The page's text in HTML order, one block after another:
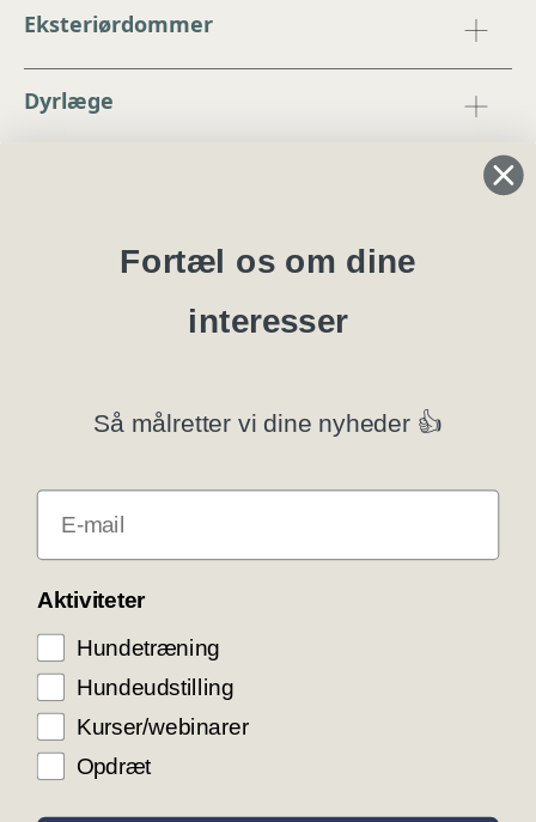
Vi bruger cookies til teknisk funktionalitet samt
trafikmåling for at optimere vores hjemmeside og
levere den bedst mulige service og
brugeroplevelse. Ved at trykke ”Accepter alle”
giver du samtykke til disse formål.
Eksteriørdommer
Dyrlæge
Blanketter
Privatlivspolitik
Få rabat som DKK medlem
Fortæl os om dine
interesser
Så målretter vi dine nyheder 👍
E-mail
Aktiviteter
Hundetræning
Hundeudstilling
Kurser/webinarer
Opdræt